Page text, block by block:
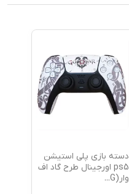
دسته بازی پلی استیشن
ps5 اورجینال طرح گاد اف
وار(G ...